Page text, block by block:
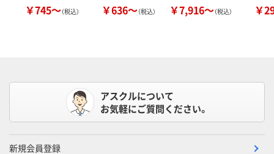
￥745～（税込） ￥636～（税込） ￥7,916～（税込） ￥
アスクルについて
お気軽にご質問ください。
新規会員登録